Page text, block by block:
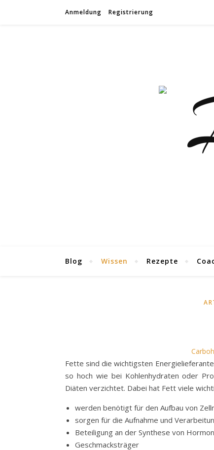
Anmeldung Registrierung
Blog Wissen Rezepte
Fette sind die wichtigsten
so hoch wie bei Kohlenhydraten oder
Diäten verzichtet. Dabei hat Fett viele
werden benötigt für den Aufbau von
sorgen für die Aufnahme und
Beteiligung an der Synthese von
Geschmacksträger